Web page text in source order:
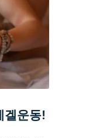
겔운동!